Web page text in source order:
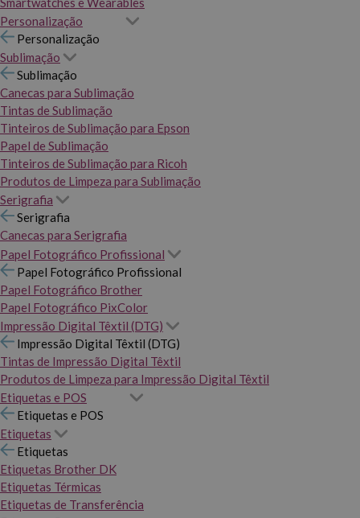
Personalização
Personalização
Sublimação
Sublimação
Canecas para Sublimação
Tintas de Sublimação
Tinteiros de Sublimação para Epson
Papel de Sublimação
Tinteiros de Sublimação para Ricoh
Produtos de Limpeza para Sublimação
Serigrafia
Serigrafia
Canecas para Serigrafia
Papel Fotográfico Profissional
Papel Fotográfico Profissional
Papel Fotográfico Brother
Papel Fotográfico PixColor
Impressão Digital Têxtil (DTG)
Impressão Digital Têxtil (DTG)
Tintas de Impressão Digital Têxtil
Produtos de Limpeza para Impressão Digital Têxtil
Etiquetas e POS
Etiquetas e POS
Etiquetas
Etiquetas
Etiquetas Brother DK
Etiquetas Térmicas
Etiquetas de Transferência